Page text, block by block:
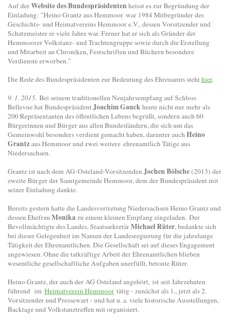
Auf derWebsite des Bundespräsidenten heisst es zur Begründung der
Einladung: "Heino Grantz aus Hemmoor war 1984 Mitbegründer des
Geschichts- und Heimatvereins Hemmoor e.V., dessen Vorsitzender und
Schatzmeister er viele Jahre war. Ferner hat er sich als Gründer der
Hemmoorer Volkstanz- und Trachtengruppe sowie durch die Erstellung
und Mitarbeit an Chroniken, Festschriften und Büchern besondere
Verdienste erworben."
Die Rede des Bundespräsidenten zur Bedeutung des Ehrenamts stehthier.
9. 1. 2015. Bei seinem traditionellen Neujahrsempfang auf Schloss
Bellevue hat BundespräsidentJoachim Gauck heute nicht nur mehr als
200 Repräsentanten des öffentlichen Lebens begrüßt, sondern auch 60
Bürgerinnen und Bürger aus allen Bundesländern, die sich um das
Gemeinwohl besonders verdient gemacht haben, darunter auch Heino
Grantzaus Hemmoor und zwei weitere ehrenamtlich Tätige aus
Niedersachsen.
Grantz ist nach dem AG-Osteland-Vorsitzenden Jochen Bölsche(2013) der
zweite Bürger der Samtgemeinde Hemmoor, dem der Bundespräsident mit
seiner Einladung dankte.
Bereits gestern hatte die Landesvertretung Niedersachsen Heino Grantz und
dessen Ehefrau Monikazu einem kleinen Empfang eingeladen. Der
Bevollmächtigte des Landes, StaatssekretärMichael Rüter, bedankte sich
bei dieser Gelegenheit im Namen der Landesregierung für die jahrelange
Tätigkeit der Ehrenamtlichen. Die Gesellschaft sei auf dieses Engagement
angewiesen. Ohne die tatkräftige Arbeit der Ehrenamtlichen blieben
wesentliche gesellschaftliche Aufgaben unerfüllt, betonte Rüter.
Heino Grantz, der auch der AG Osteland angehört, ist seit Jahrzehnten
führend im Heimatverein Hemmoor tätig - zunächst als 1., jetzt als 2.
Vorsitzender und Pressewart - und hat u. a. viele historische Ausstellungen,
Backtage und Volkstanztreffen mit organisiert.